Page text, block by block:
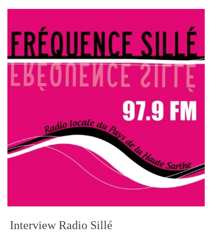
Interview Radio Sillé